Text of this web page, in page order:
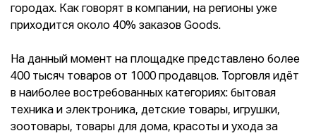
городах. Как говорят в компании, на регионы уже
приходится около 40% заказов Goods.
На данный момент на площадке представлено более
400 тысяч товаров от 1000 продавцов. Торговля идёт
в наиболее востребованных категориях: бытовая
техника и электроника, детские товары, игрушки,
зоотовары, товары для дома, красоты и ухода за